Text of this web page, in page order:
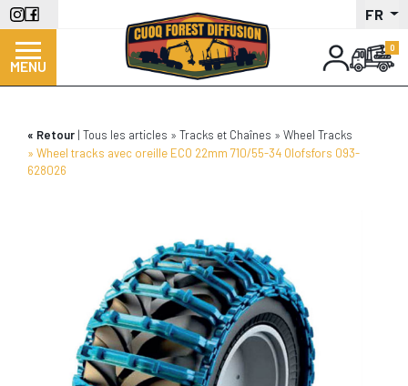
Aller
au
contenu
principal
FR
MENU
Retour Tous les articles Tracks et Chaînes
Wheel Tracks
Wheel tracks avec oreille ECO 22mm 710/55-34 Olofsfors 093-
628026